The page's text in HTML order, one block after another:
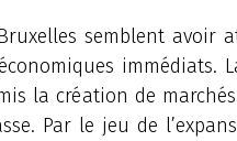
semblent avoir
immédiats.
la création de
Par le jeu de